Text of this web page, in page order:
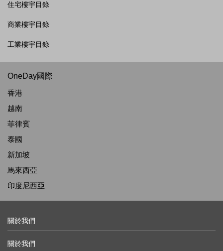
住宅樓宇目錄
商業樓宇目錄
工業樓宇目錄
OneDay國際
香港
越南
菲律賓
泰國
新加坡
馬來西亞
印度尼西亞
關於我們
關於我們